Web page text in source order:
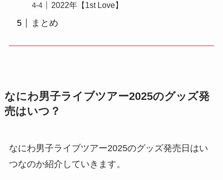
2022年【1st Love】
まとめ
なにわ男子ライブツアー2025のグッズ発
売はいつ？
なにわ男子ライブツアー2025のグッズ発売日はい
つなのか紹介していきます。